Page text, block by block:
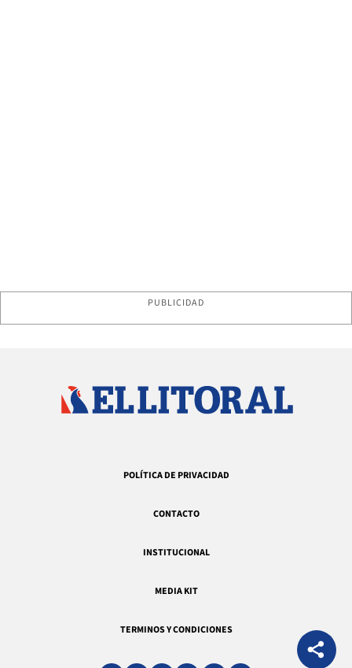
PUBLICIDAD
POLÍTICA DE PRIVACIDAD
CONTACTO
INSTITUCIONAL
MEDIA KIT
TERMINOS Y CONDICIONES